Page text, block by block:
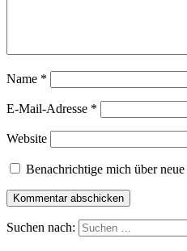
Name *
E-Mail-Adresse *
Website
Benachrichtige mich über
Suchen nach: